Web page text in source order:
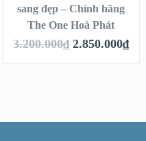
sang đẹp – Chính hãng
The One Hoà Phát
3.200.000₫ 2.850.000₫